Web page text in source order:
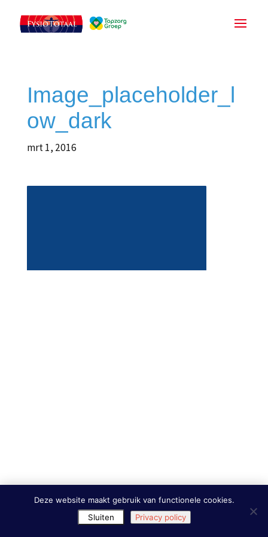
Image_placeholder_l
ow_dark
mrt 1, 2016
Deze website maakt gebruik van functionele cookies.
Sluiten
Privacy policy